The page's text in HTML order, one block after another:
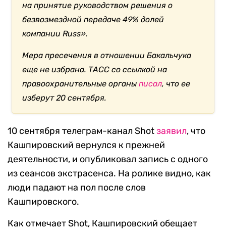
на принятие руководством решения о
безвозмездной передаче 49% долей
компании Russ».
Мера пресечения в отношении Бакальчука
еще не избрана. ТАСС со ссылкой на
правоохранительные органыписал, что ее
изберут 20 сентября.
10 сентября телеграм-канал Shotзаявил, что
Кашпировский вернулся к прежней
деятельности, и опубликовал запись с одного
из сеансов экстрасенса. На ролике видно, как
люди падают на пол после слов
Кашпировского.
Как отмечает Shot, Кашпировский обещает